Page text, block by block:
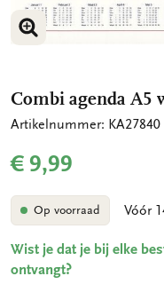
VERGROOT
Combi agenda A5
Artikelnummer: KA27840
€ 9,99
Op voorraad Vóór
Wist je dat je bij elke
ontvangt?